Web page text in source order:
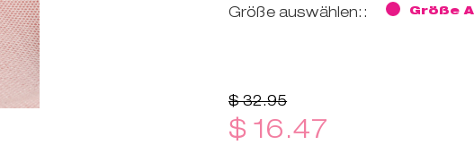
Größe auswählen:: Größe A
$ 32.95
$ 16.47